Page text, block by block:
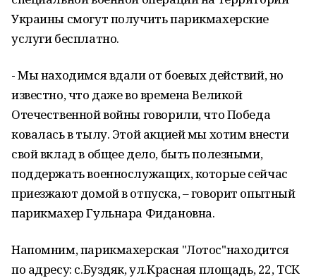
Украины смогут получить парикмахерские
услуги бесплатно.
- Мы находимся вдали от боевых действий, но
известно, что даже во времена Великой
Отечественной войны говорили, что Победа
ковалась в тылу. Этой акцией мы хотим внести
свой вклад в общее дело, быть полезными,
поддержать военнослужащих, которые сейчас
приезжают домой в отпуска, – говорит опытный
парикмахер Гульнара Фидановна.
Напомним, парикмахерская "Лотос"находится
по адресу: с.Буздяк, ул.Красная площадь, 22, ТСК